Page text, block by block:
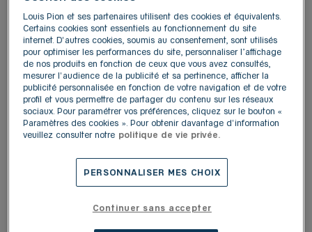
Plus d'informations Y aller
4
7.71 km
LOUIS PION ROSNY-SOUS-
BOIS
Avenue du Général-de-Gaulle
93110 Rosny-sous-Bois
Fermé actuellement
Louis Pion et ses partenaires utilisent des cookies et équivalents.
Certains cookies sont essentiels au fonctionnement du site
internet. D'autres cookies, soumis au consentement, sont utilisés
pour optimiser les performances du site, personnaliser l’affichage
de nos produits en fonction de ceux que vous avez consultés,
mesurer l'audience de la publicité et sa pertinence, afficher la
publicité personnalisée en fonction de votre navigation et de votre
profil et vous permettre de partager du contenu sur les réseaux
sociaux. Pour paramétrer vos préférences, cliquez sur le bouton «
Paramètres des cookies ». Pour obtenir davantage d'information
veuillez consulter notre politique de vie privée.
PERSONNALISER MES CHOIX
Continuer sans accepter